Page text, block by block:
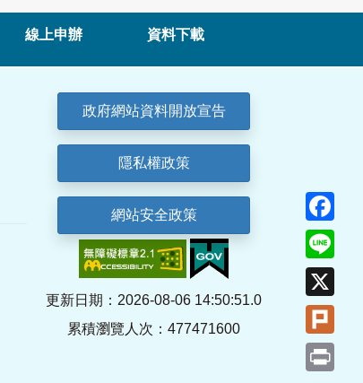
線上申辦 資料下載
政府網站資料開放宣告
隱私權政策
網站安全政策
更新日期：2026-08-06 14:50:51.0
累積瀏覽人次：477471600